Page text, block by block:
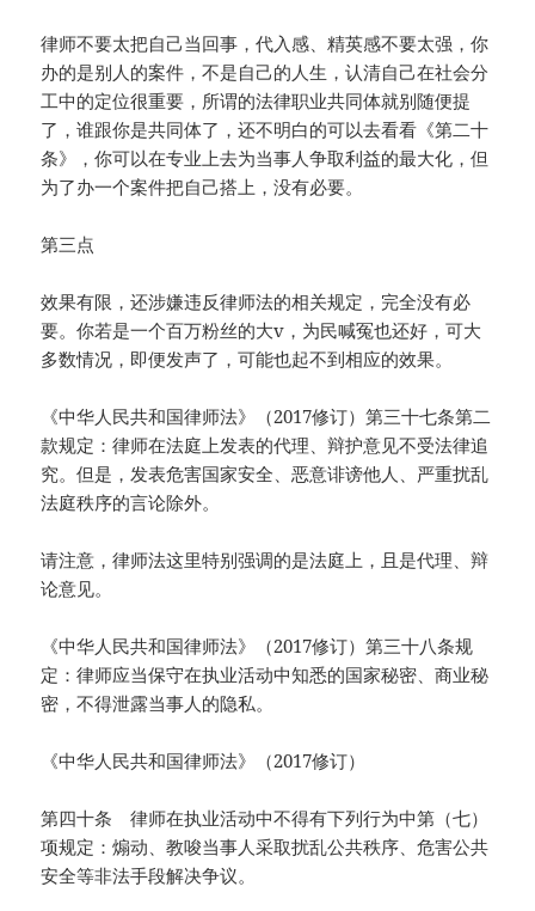
律师不要太把自己当回事，代入感、精英感不要太强，你
办的是别人的案件，不是自己的人生，认清自己在社会分
工中的定位很重要，所谓的法律职业共同体就别随便提
了，谁跟你是共同体了，还不明白的可以去看看《第二十
条》，你可以在专业上去为当事人争取利益的最大化，但
为了办一个案件把自己搭上，没有必要。
第三点
效果有限，还涉嫌违反律师法的相关规定，完全没有必
要。你若是一个百万粉丝的大v，为民喊冤也还好，可大
多数情况，即便发声了，可能也起不到相应的效果。
《中华人民共和国律师法》（2017修订）第三十七条第二
款规定：律师在法庭上发表的代理、辩护意见不受法律追
究。但是，发表危害国家安全、恶意诽谤他人、严重扰乱
法庭秩序的言论除外。
请注意，律师法这里特别强调的是法庭上，且是代理、辩
论意见。
《中华人民共和国律师法》（2017修订）第三十八条规
定：律师应当保守在执业活动中知悉的国家秘密、商业秘
密，不得泄露当事人的隐私。
《中华人民共和国律师法》（2017修订）
第四十条 律师在执业活动中不得有下列行为中第（七）
项规定：煽动、教唆当事人采取扰乱公共秩序、危害公共
安全等非法手段解决争议。